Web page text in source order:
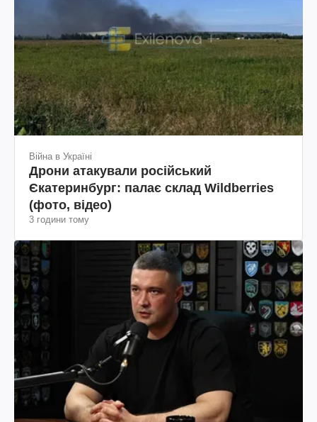
Війна в Україні
Дрони атакували російський
Єкатеринбург: палає склад Wildberries
(фото, відео)
3 години тому